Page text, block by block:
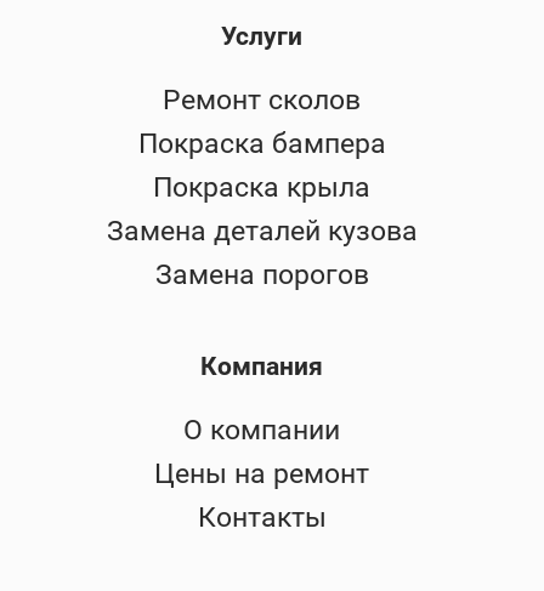
Услуги
Ремонт сколов
Покраска бампера
Покраска крыла
Замена деталей кузова
Замена порогов
Компания
О компании
Цены на ремонт
Контакты